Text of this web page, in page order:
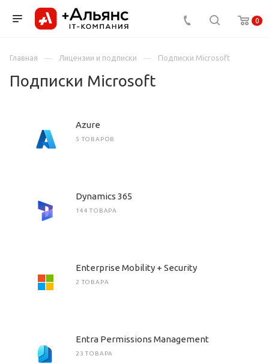
0
Главная Лицензии и подписки Подписки Microsoft
Подписки Microsoft
Azure
5 ТОВАРОВ
Dynamics 365
144 ТОВАРА
Enterprise Mobility + Security
2 ТОВАРА
Entra Permissions Management
23 ТОВАРА